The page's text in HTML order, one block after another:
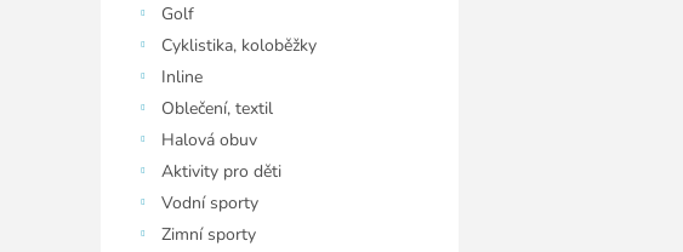
Golf
Cyklistika, koloběžky
Inline
Oblečení, textil
Halová obuv
Aktivity pro děti
Vodní sporty
Zimní sporty